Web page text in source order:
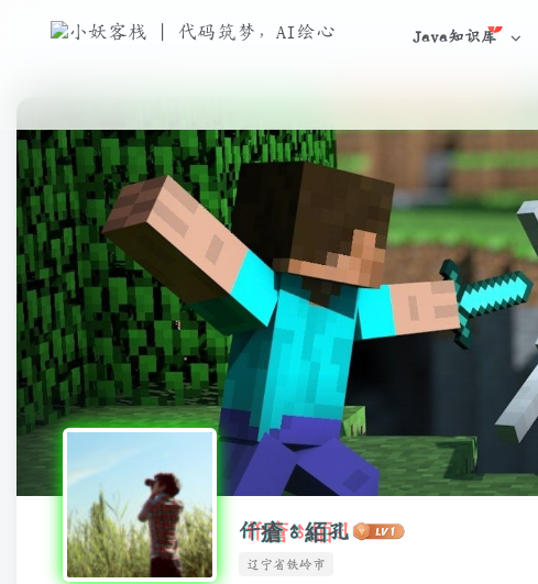
Java知识库
仟瘡♂絔孔
辽宁省铁岭市